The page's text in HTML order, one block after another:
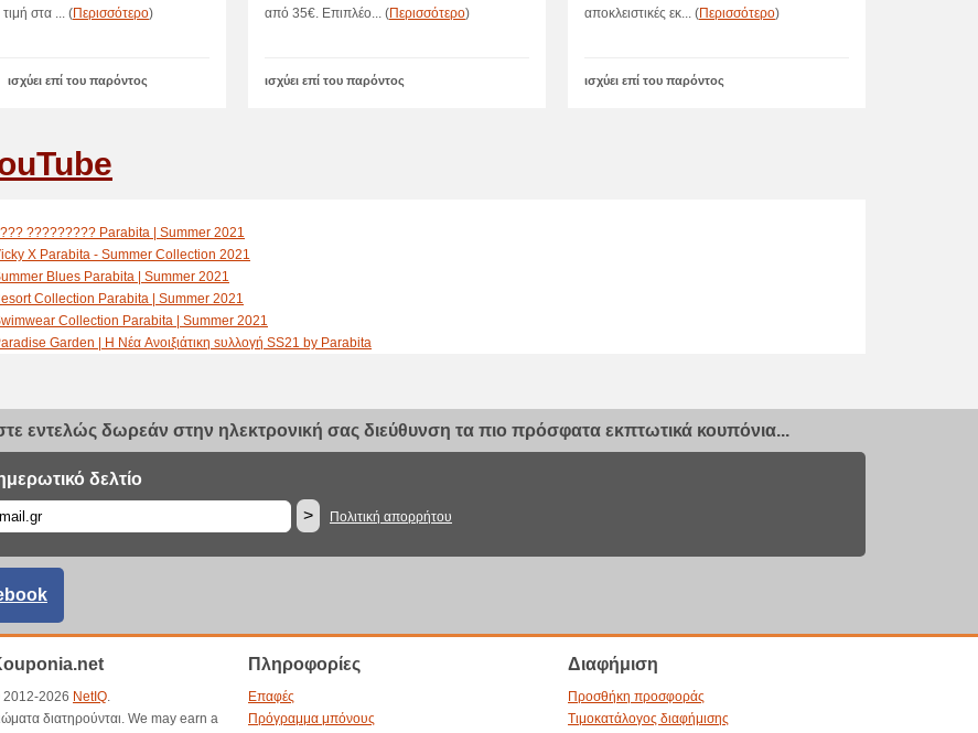
στα ... (Περισσότερο)
ισχύει επί του παρόντος
από 35€. Επιπλέο... (Περισσότερο)
ισχύει επί του παρόντος
αποκλειστικές εκ... (Περισσότερο)
ισχύει επί του παρόντος
????????? Parabita | Summer 2021
X Parabita - Summer Collection 2021
Blues Parabita | Summer 2021
Collection Parabita | Summer 2021
Collection Parabita | Summer 2021
Garden | Η Nέα Aνοιξιάτικη sυλλογή SS21 by Parabita
YOURSELF |Επεισόδιο 3|Ο χρυσός κανόνας των 5 δευτερολέπτων
YOURSELF |Επεισόδιο 2| Νοοτροπία Ανάπτυξης
Is Better In DENIM!
YOURSELF |Επεισόδιο 1|Τόνωσε την Αυτοπεποίθησή σου
X Parabita - Γιορτές με τη Βίκυ (μέρος Β)
X Parabita - Γιορτές με τη Βίκυ (μέρος Α)
H Βίκυ για τον Έρωτα #VickyXParabita (μέρος Β)
Βίκυ για την Parabita #VickyXParabita (μέρος Α)
Palette
Formal The Office Collection
Spirit - The Denim Collection
εντελώς δωρεάν στην ηλεκτρονική σας διεύθυνση τα πιο πρόσφατα εκπτωτικά κουπόνια...
δελτίο
>
Πολιτική απορρήτου
2026 NetIQ.
διατηρούνται. We may earn a
Πληροφορίες
Επαφές
Πρόγραμμα μπόνους
Διαφήμιση
Προσθήκη προσφοράς
Τιμοκατάλογος διαφήμισης